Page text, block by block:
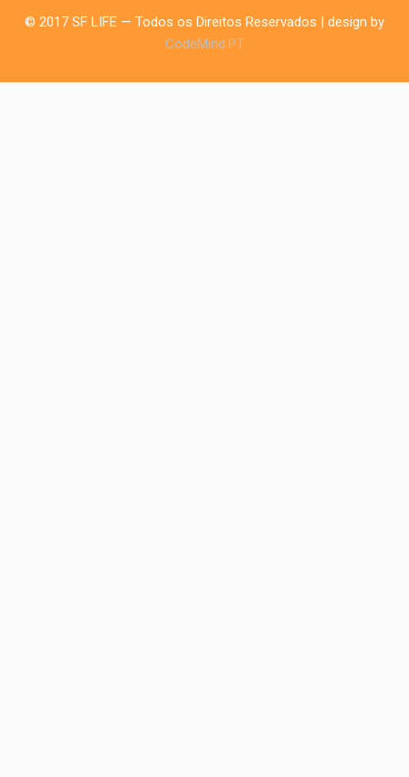
© 2017 SF LIFE — Todos os Direitos Reservados | design by
CodeMind.PT